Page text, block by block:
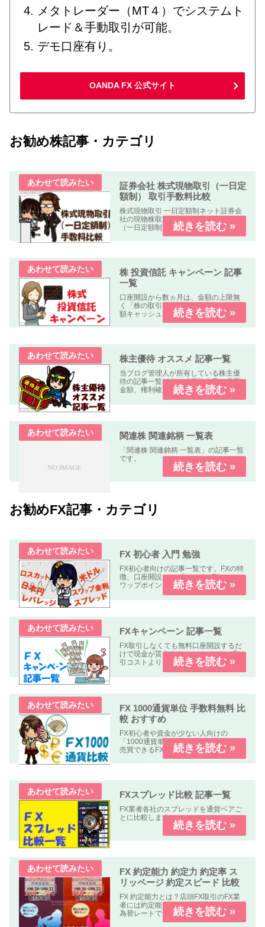
メタトレーダー（MT４）でシステムト
レード＆手動取引が可能。
デモ口座有り。
OANDA FX 公式サイト
お勧め株記事・カテゴリ
証券会社 株式現物取引（一日定
額制） 取引手数料比較
株式現物取引 一日定額制ネット証券会
社の現物株取引の「株式手数料比較表
（一日定額制）」を作成しました。何
れの業者も「パソコン、スマートフォ
株 投資信託 キャンペーン 記事
一覧
口座開設から数ヵ月は、金額の上限無
く「株の取引手数料が無料」又は「全
額キャッシュバック」のキャンペーン
中心に掲載しています。
株主優待 オススメ 記事一覧
当ブログ管理人が所有している株主優
待の記事一覧です。「優待内容、必要
金額、権利確定日、優待到着日、使用
期限、優待利回り、配当利回り、オス
スメ度」などについて解説します。
関連株 関連銘柄 一覧表
「関連株 関連銘柄 一覧表」の記事一覧
です。
お勧めFX記事・カテゴリ
FX 初心者 入門 勉強
FX初心者向けの記事一覧です。FXの特
徴、口座開設、スプレッド、Pips、ス
ワップポイント、レバレッジ、ロン
グ、ショート、ロット、ロスカットな
どについて解説します、
FXキャンペーン 記事一覧
FX取引しなくても無料口座開設するだ
けで現金が貰えるキャンペーンや、取
引コストよりも貰える金額の方が多い
オトクなキャンペーン中心に掲載して
います。
FX 1000通貨単位 手数料無料 比
較 おすすめ
FX初心者や資金が少ない人向けの
「1000通貨単位以下、手数料無料」で
売買できるFX業者の比較記事です。
FXスプレッド比較 記事一覧
FX業者各社のスプレッドを通貨ペアご
とに比較します。
FX 約定能力 約定力 約定率 ス
リッページ 約定スピード 比較
FX 約定能力とは？店頭FX取引のFX業
者には約定能力の高いFX業者指定した
為替レートできちんと約定する。約定
能力の低いFX業者指定した為替レート